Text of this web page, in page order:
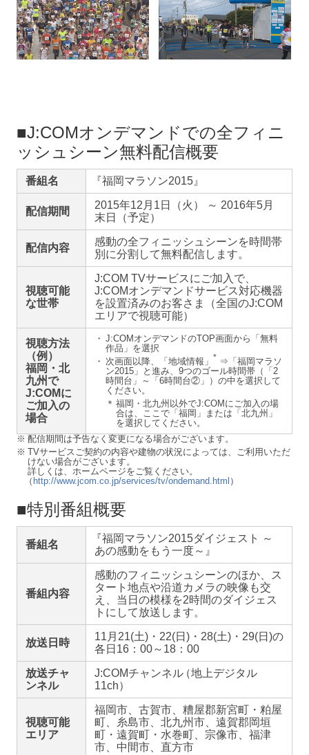
■J:COMオンデマンドでの全フィニ
ッシュシーン無料配信概要
番組名 『福岡マラソン2015』
配信期間
2015年12月1日（火） ～ 2016年5月
末日（予定）
配信内容
感動の全フィニッシュシーンを時間帯
別に分割して無料配信します。
視聴可能
な世帯
J:COM TVサービスにご加入で、
J:COMオンデマンドサービス対応機器
を設置済みのお客さま（全国のJ:COM
エリアで視聴可能）
視聴方法
（例）
福岡・北
九州で
J:COMに
ご加入の
場合
・ J:COMオンデマンドのTOP画面から「無料
作品」を選択
・ 次画面以降、「地域情報」 * ⇒「福岡マラソ
ン2015」と進み、9つのゴール時間帯（「2
時間台」～「6時間台②」）の中を選択して
ください。
＊ 福岡・北九州以外でJ:COMにご加入の場
合は、ここで「福岡」または「北九州」
を選択してください。
※ 配信期間は予告なく変更になる場合がございます。
※ TVサービスご契約の内容や建物の状況によっては、ご利用いただ
けない場合がございます。
詳しくは、ホームページをご覧ください。
（ http://www.jcom.co.jp/services/tv/ondemand.html ）
■特別番組概要
番組名
『福岡マラソン2015ダイジェスト ～
あの感動をもう一度～』
番組内容
感動のフィニッシュシーンのほか、ス
タート地点や沿道カメラの映像も交
え、当日の模様を2時間のダイジェス
トにして放送します。
放送日時
11月21(土)・22(日)・28(土)・29(日)の
各日16：00～18：00
放送チャ
ンネル
J:COMチャンネル（地上デジタル
11ch）
視聴可能
エリア
福岡市、古賀市、糟屋郡新宮町・粕屋
町、糸島市、北九州市、遠賀郡岡垣
町・遠賀町・水巻町、宗像市、福津
市、中間市、直方市